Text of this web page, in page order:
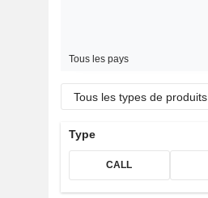
Tous les pays
Tous les types de produits
Type
CALL